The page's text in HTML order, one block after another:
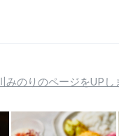
みのりのページをUPし